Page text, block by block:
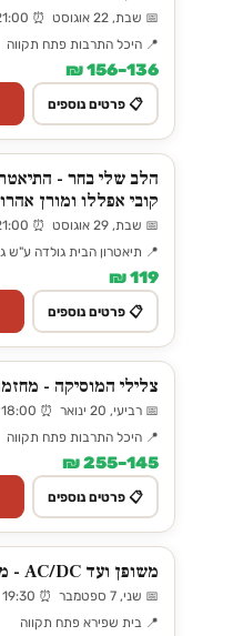
📅 שבת, 22 אוגוסט ⏰ 21:00
📍 היכל התרבות פתח תקווה
136–156 ₪
📋 פרטים נוספים
הלב שלי בחר -
קובי אפללו ומורן
📅 שבת, 29 אוגוסט ⏰ 21:00
📍 תיאטרון הבית גולדה ע"ש
119 ₪
📋 פרטים נוספים
צלילי המוסיקה -
📅 רביעי, 20 ינואר ⏰ 18:00
📍 היכל התרבות פתח תקווה
145–255 ₪
📋 פרטים נוספים
משופן ועד AC/DC - מופע פסנתר לאור נרות
📅 שני, 7 ספטמבר ⏰ 19:30
📍 בית שפירא פתח תקווה